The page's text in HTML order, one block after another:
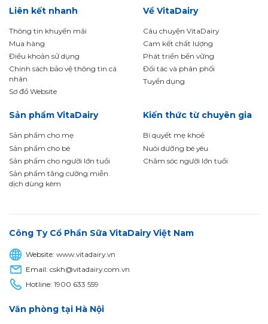
Liên kết nhanh
Thông tin khuyến mãi
Mua hàng
Điều khoản sử dụng
Chính sách bảo vệ thông tin cá
nhân
Sơ đồ Website
Về VitaDairy
Câu chuyện VitaDairy
Cam kết chất lượng
Phát triển bền vững
Đối tác và phân phối
Tuyển dụng
Sản phẩm VitaDairy
Sản phẩm cho mẹ
Sản phẩm cho bé
Sản phẩm cho người lớn tuổi
Sản phẩm tăng cường miễn
dịch dùng kèm
Kiến thức từ chuyên gia
Bí quyết mẹ khoẻ
Nuôi dưỡng bé yêu
Chăm sóc người lớn tuổi
Công Ty Cổ Phần Sữa VitaDairy Việt Nam
Website:www.vitadairy.vn
Email:cskh@vitadairy.com.vn
Hotline:1900 633 559
Văn phòng tại Hà Nội